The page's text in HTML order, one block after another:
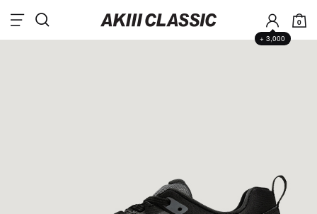
+ 3,000
0